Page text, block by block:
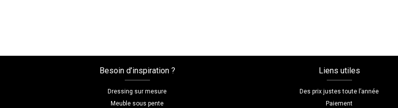
Besoin d’inspiration ?
Dressing sur mesure
Meuble sous pente
Liens utiles
Des prix justes toute l’année
Paiement